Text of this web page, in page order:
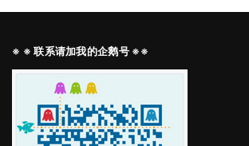
※ ※ 联系请加我的企鹅号 ※※